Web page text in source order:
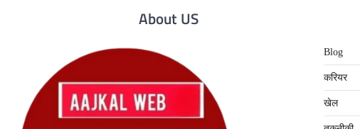
About US
Blog
करियर
खेल